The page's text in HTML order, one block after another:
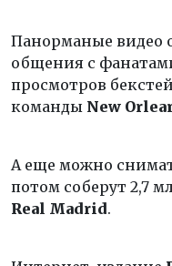
Панорманые видео
общения с
просмотров
команды New
А еще можно
потом соберут 2,7
Real Madrid.